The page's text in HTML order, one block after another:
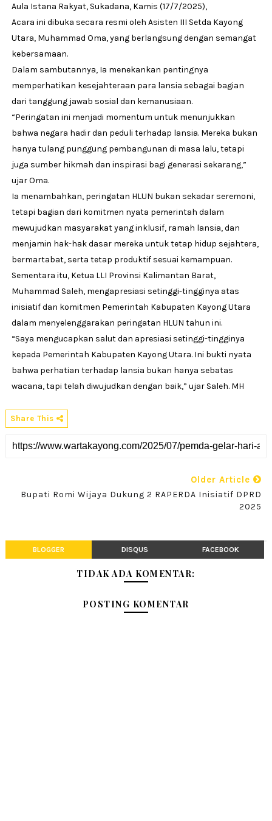
Aula Istana Rakyat, Sukadana, Kamis (17/7/2025),
Acara ini dibuka secara resmi oleh Asisten III Setda Kayong
Utara, Muhammad Oma, yang berlangsung dengan semangat
kebersamaan.
Dalam sambutannya, Ia menekankan pentingnya
memperhatikan kesejahteraan para lansia sebagai bagian
dari tanggung jawab sosial dan kemanusiaan.
“Peringatan ini menjadi momentum untuk menunjukkan
bahwa negara hadir dan peduli terhadap lansia. Mereka bukan
hanya tulang punggung pembangunan di masa lalu, tetapi
juga sumber hikmah dan inspirasi bagi generasi sekarang,”
ujar Oma.
Ia menambahkan, peringatan HLUN bukan sekadar seremoni,
tetapi bagian dari komitmen nyata pemerintah dalam
mewujudkan masyarakat yang inklusif, ramah lansia, dan
menjamin hak-hak dasar mereka untuk tetap hidup sejahtera,
bermartabat, serta tetap produktif sesuai kemampuan.
Sementara itu, Ketua LLI Provinsi Kalimantan Barat,
Muhammad Saleh, mengapresiasi setinggi-tingginya atas
inisiatif dan komitmen Pemerintah Kabupaten Kayong Utara
dalam menyelenggarakan peringatan HLUN tahun ini.
“Saya mengucapkan salut dan apresiasi setinggi-tingginya
kepada Pemerintah Kabupaten Kayong Utara. Ini bukti nyata
bahwa perhatian terhadap lansia bukan hanya sebatas
wacana, tapi telah diwujudkan dengan baik,” ujar Saleh. MH
Share This
Older Article
Bupati Romi Wijaya Dukung 2 RAPERDA Inisiatif DPRD
2025
BLOGGER DISQUS FACEBOOK
TIDAK ADA KOMENTAR:
POSTING KOMENTAR